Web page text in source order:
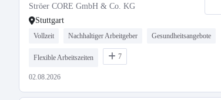
Ströer CORE GmbH & Co. KG
Stuttgart
Vollzeit Nachhaltiger Arbeitgeber Gesundheitsangebote
Flexible Arbeitszeiten 7
02.08.2026